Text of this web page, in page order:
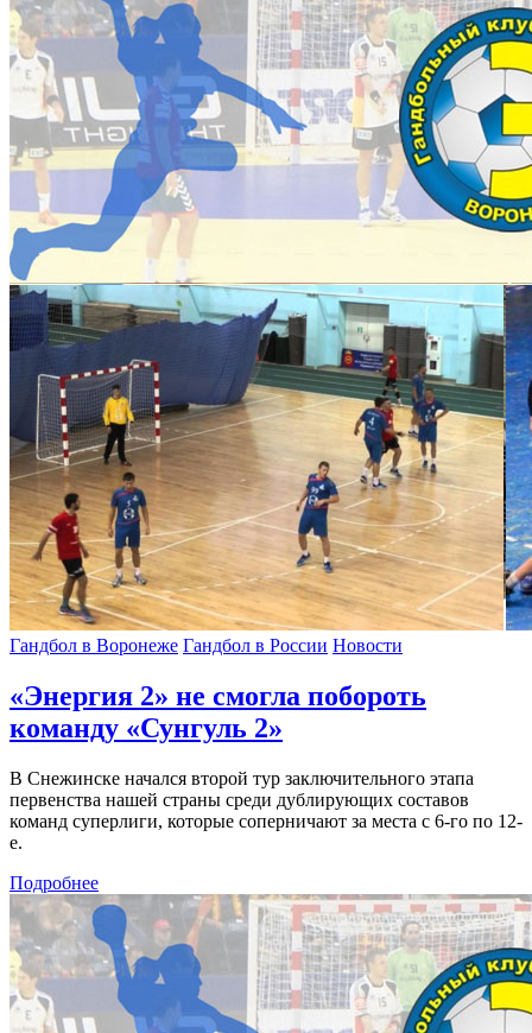
Гандбол в Воронеже Гандбол в России Новости
«Энергия 2» не смогла побороть
команду «Сунгуль 2»
В Снежинске начался второй тур заключительного этапа
первенства нашей страны среди дублирующих составов
команд суперлиги, которые соперничают за места с 6-го по 12-
е.
Подробнее